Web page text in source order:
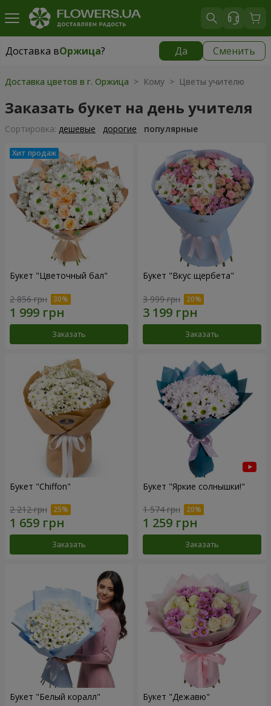
Доставка вОржица? Да Сменить
Доставка вОржица|
Доставка цветов в г. Оржица > Кому > Цветы учителю
Заказать букет на день учителя
Cортировка: дешевые дорогие популярные
Букет "Цветочный бал"
2 856 грн
Заказать
Букет "Вкус щербета"
3 999 грн
Заказать
Букет "Chiffon"
2 212 грн
Заказать
Букет "Яркие солнышки!"
1 574 грн
Заказать
Букет "Белый коралл" Букет "Дежавю"